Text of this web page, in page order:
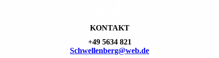
KONTAKT
+49 5634 821
Schwellen­berg@web.de